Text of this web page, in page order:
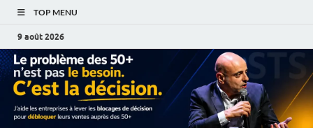
TOP MENU
9 août 2026